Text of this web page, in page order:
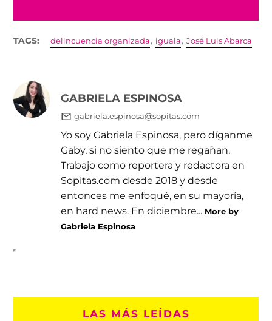
TAGS: delincuencia organizada, iguala,José Luis Abarca
GABRIELA ESPINOSA
gabriela.espinosa@sopitas.com
Yo soy Gabriela Espinosa, pero díganme
Gaby, si no siento que me regañan.
Trabajo como reportera y redactora en
Sopitas.com desde 2018 y desde
entonces me enfoqué, en su mayoría,
en hard news. En diciembre... More by
Gabriela Espinosa
LAS MÁS LEÍDAS